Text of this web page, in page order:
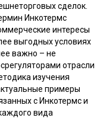
сделок.
Инкотермс
интересы
выгодных условиях
важно – не
отрасли
изучения
примеры
с Инкотермс и
вида